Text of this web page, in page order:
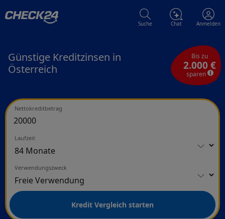
Suche Chat Anmelden
Günstige Kreditzinsen in
Österreich
Bis zu
2.000 €
sparen
Nettokreditbetrag
Laufzeit
Verwendungszweck
Kredit Vergleich starten